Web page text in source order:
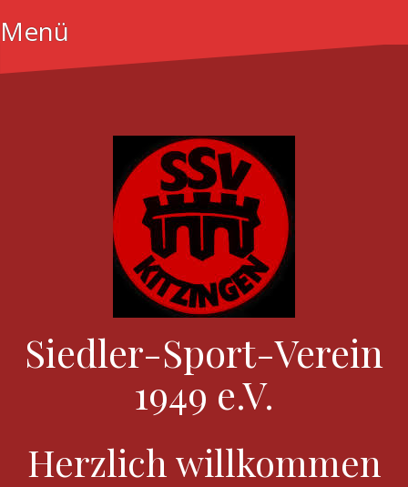
Menü
Siedler-Sport-Verein
1949 e.V.
Herzlich willkommen